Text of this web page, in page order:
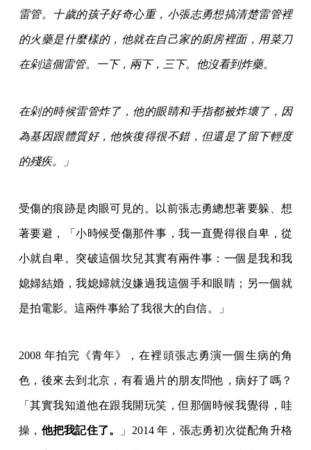
雷管。十歲的孩子好奇心重，小張志勇想搞清楚雷管裡
的火藥是什麼樣的，他就在自己家的廚房裡面，用菜刀
在剁這個雷管。一下，兩下，三下。他沒看到炸藥。
在剁的時候雷管炸了，他的眼睛和手指都被炸壞了，因
為基因跟體質好，他恢復得很不錯，但還是了留下輕度
的殘疾。」
受傷的痕跡是肉眼可見的。以前張志勇總想著要躲、想
著要避，「小時候受傷那件事，我一直覺得很自卑，從
小就自卑。突破這個坎兒其實有兩件事：一個是我和我
媳婦結婚，我媳婦就沒嫌過我這個手和眼睛；另一個就
是拍電影。這兩件事給了我很大的自信。」
2008 年拍完《青年》，在裡頭張志勇演一個生病的角
色，後來去到北京，有看過片的朋友問他，病好了嗎？
「其實我知道他在跟我開玩笑，但那個時候我覺得，哇
操， 他把我記住了。 」2014 年，張志勇初次從配角升格